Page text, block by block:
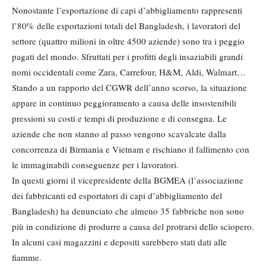
Nonostante l’esportazione di capi d’abbigliamento rappresenti
l’80% delle esportazioni totali del Bangladesh, i lavoratori del
settore (quattro milioni in oltre 4500 aziende) sono tra i peggio
pagati del mondo. Sfruttati per i profitti degli insaziabili grandi
nomi occidentali come Zara, Carrefour, H&M, Aldi, Walmart…
Stando a un rapporto del CGWR dell’anno scorso, la situazione
appare in continuo peggioramento a causa delle insostenibili
pressioni su costi e tempi di produzione e di consegna. Le
aziende che non stanno al passo vengono scavalcate dalla
concorrenza di Birmania e Vietnam e rischiano il fallimento con
le immaginabili conseguenze per i lavoratori.
In questi giorni il vicepresidente della BGMEA (l’associazione
dei fabbricanti ed esportatori di capi d’abbigliamento del
Bangladesh) ha denunciato che almeno 35 fabbriche non sono
più in condizione di produrre a causa del protrarsi dello sciopero.
In alcuni casi magazzini e depositi sarebbero stati dati alle
fiamme.